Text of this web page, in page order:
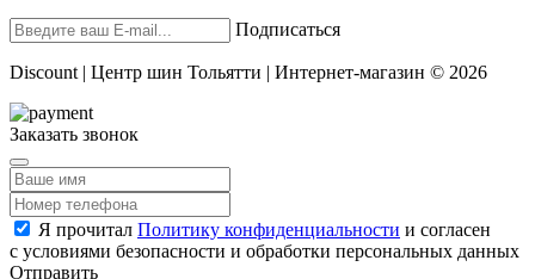
Подписаться
Discount | Центр шин Тольятти | Интернет-магазин © 2026
Заказать звонок
Я прочитал Политику конфиденциальности и согласен
с условиями безопасности и обработки персональных данных
Отправить